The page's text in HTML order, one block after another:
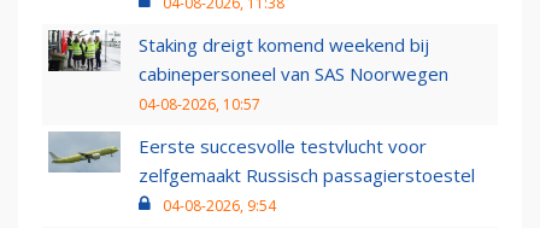
Staking dreigt komend weekend bij
cabinepersoneel van SAS Noorwegen
04-08-2026, 10:57
Eerste succesvolle testvlucht voor
zelfgemaakt Russisch passagierstoestel
04-08-2026, 9:54